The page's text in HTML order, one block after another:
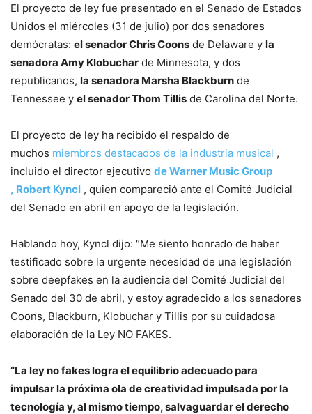
El proyecto de ley fue presentado en el Senado de Estados
Unidos el miércoles (31 de julio) por dos senadores
demócratas: el senador Chris Coons de Delaware y la
senadora Amy Klobuchar de Minnesota, y dos
republicanos, la senadora Marsha Blackburn de
Tennessee y el senador Thom Tillis de Carolina del Norte.
El proyecto de ley ha recibido el respaldo de
muchos miembros destacados de la industria musical ,
incluido el director ejecutivo de Warner Music Group
, Robert Kyncl , quien compareció ante el Comité Judicial
del Senado en abril en apoyo de la legislación.
Hablando hoy, Kyncl dijo: “Me siento honrado de haber
testificado sobre la urgente necesidad de una legislación
sobre deepfakes en la audiencia del Comité Judicial del
Senado del 30 de abril, y estoy agradecido a los senadores
Coons, Blackburn, Klobuchar y Tillis por su cuidadosa
elaboración de la Ley NO FAKES.
“La ley no fakes logra el equilibrio adecuado para
impulsar la próxima ola de creatividad impulsada por la
tecnología y, al mismo tiempo, salvaguardar el derecho